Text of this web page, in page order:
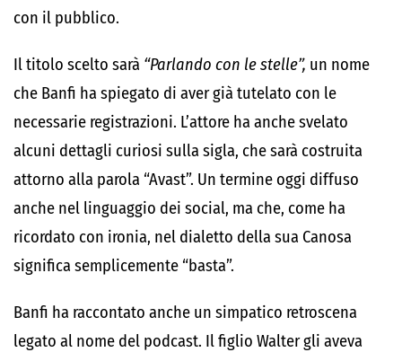
con il pubblico.
Il titolo scelto sarà “Parlando con le stelle”, un nome
che Banfi ha spiegato di aver già tutelato con le
necessarie registrazioni. L’attore ha anche svelato
alcuni dettagli curiosi sulla sigla, che sarà costruita
attorno alla parola “Avast”. Un termine oggi diffuso
anche nel linguaggio dei social, ma che, come ha
ricordato con ironia, nel dialetto della sua Canosa
significa semplicemente “basta”.
Banfi ha raccontato anche un simpatico retroscena
legato al nome del podcast. Il figlio Walter gli aveva